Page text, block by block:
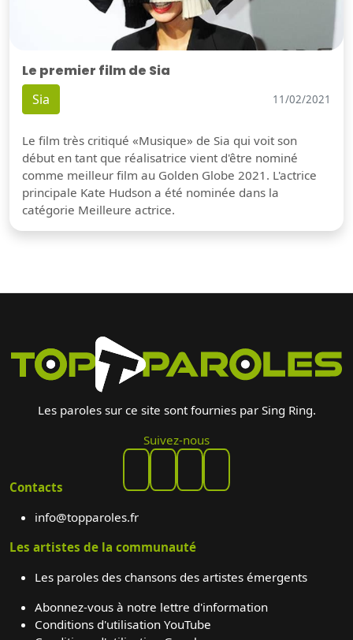
Le premier film de Sia
Sia 11/02/2021
Le film très critiqué «Musique» de Sia qui voit son
début en tant que réalisatrice vient d'être nominé
comme meilleur film au Golden Globe 2021. L'actrice
principale Kate Hudson a été nominée dans la
catégorie Meilleure actrice.
Les paroles sur ce site sont fournies par Sing Ring.
Suivez-nous
Contacts
info@topparoles.fr
Les artistes de la communauté
Les paroles des chansons des artistes émergents
Abonnez-vous à notre lettre d'information
Conditions d'utilisation YouTube